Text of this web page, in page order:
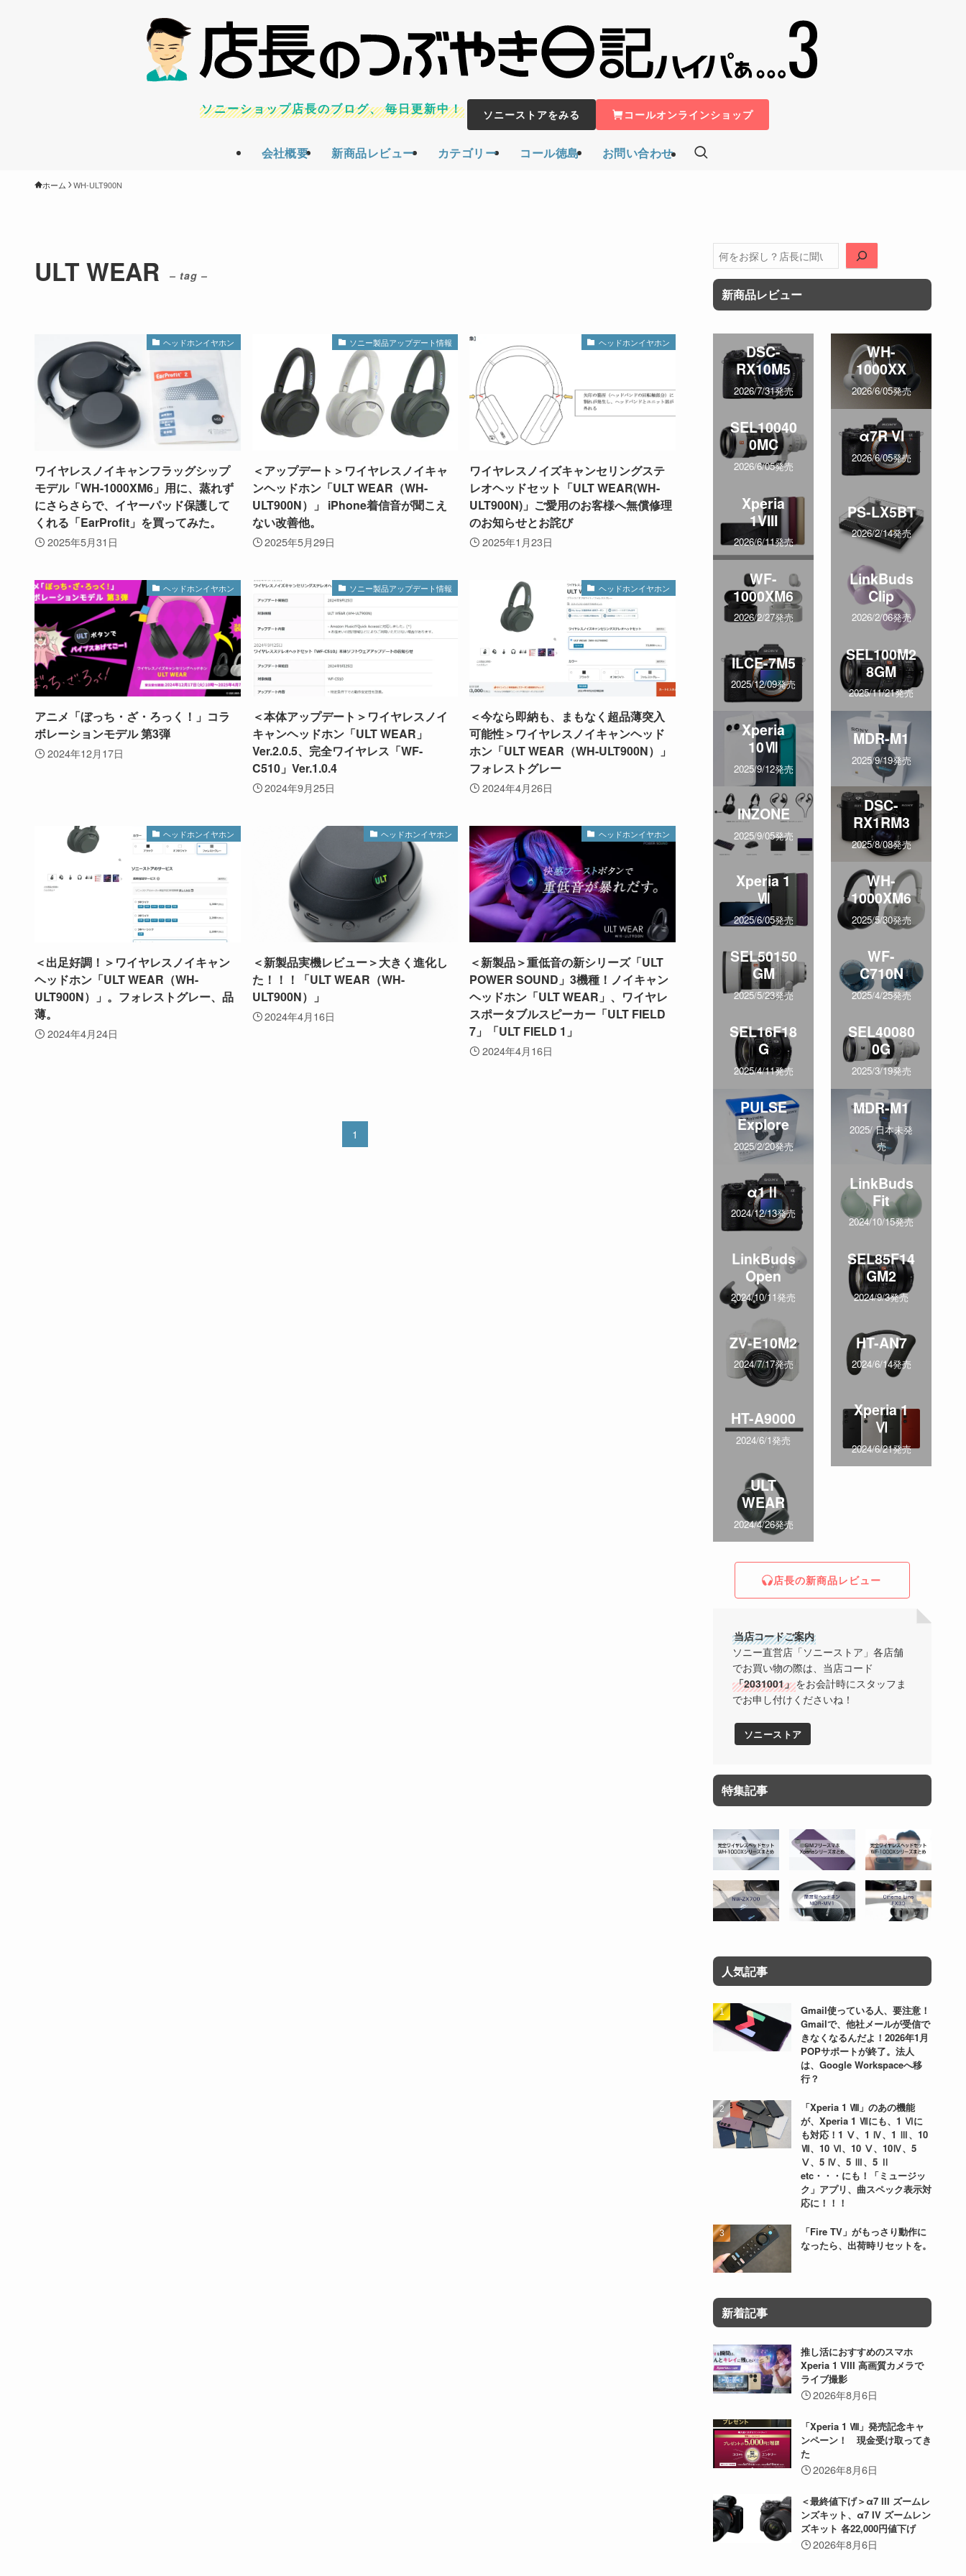
会社概要 新商品レビュー カテゴリー コール徳島 お問い合わせ
ソニーショップ店長のブログ、毎日更新中！ ソニーストアをみる コールオンラインショップ
ホーム WH-ULT900N
ULT WEAR – tag –
ヘッドホンイヤホン
ワイヤレスノイキャンフラッグシップ
モデル「WH-1000XM6」用に、蒸れず
にさらさらで、イヤーパッド保護して
くれる「EarProfit」を買ってみた。
2025年5月31日
ソニー製品アップデート情報
＜アップデート＞ワイヤレスノイキャ
ンヘッドホン「ULT WEAR（WH-
ULT900N）」 iPhone着信音が聞こえ
ない改善他。
2025年5月29日
ヘッドホンイヤホン
ワイヤレスノイズキャンセリングステ
レオヘッドセット「ULT WEAR(WH-
ULT900N)」ご愛用のお客様へ無償修理
のお知らせとお詫び
2025年1月23日
ヘッドホンイヤホン
アニメ「ぼっち・ざ・ろっく！」コラ
ボレーションモデル 第3弾
2024年12月17日
ソニー製品アップデート情報
＜本体アップデート＞ワイヤレスノイ
キャンヘッドホン「ULT WEAR」
Ver.2.0.5、完全ワイヤレス「WF-
C510」Ver.1.0.4
2024年9月25日
ヘッドホンイヤホン
＜今なら即納も、まもなく超品薄突入
可能性＞ワイヤレスノイキャンヘッド
ホン「ULT WEAR（WH-ULT900N）」
フォレストグレー
2024年4月26日
ヘッドホンイヤホン
＜出足好調！＞ワイヤレスノイキャン
ヘッドホン「ULT WEAR（WH-
ULT900N）」。フォレストグレー、品
薄。
2024年4月24日
ヘッドホンイヤホン
＜新製品実機レビュー＞大きく進化し
た！！！「ULT WEAR（WH-
ULT900N）」
2024年4月16日
ヘッドホンイヤホン
＜新製品＞重低音の新シリーズ「ULT
POWER SOUND」3機種！ノイキャン
ヘッドホン「ULT WEAR」、ワイヤレ
スポータブルスピーカー「ULT FIELD
7」「ULT FIELD 1」
2024年4月16日
1
検
索
新商品レビュー
DSC-
RX10M5
2026/7/31発売
WH-
1000XX
2026/6/05発売
SEL10040
0MC
2026/6/05発売
α7R VI
2026/6/05発売
Xperia
1VIII
2026/6/11発売
PS-LX5BT
2026/2/14発売
WF-
1000XM6
2026/2/27発売
LinkBuds
Clip
2026/2/06発売
ILCE-7M5
2025/12/09発売
SEL100M2
8GM
2025/11/21発売
Xperia
10Ⅶ
2025/9/12発売
MDR-M1
2025/9/19発売
INZONE
2025/9/05発売
DSC-
RX1RM3
2025/8/08発売
Xperia 1
Ⅶ
2025/6/05発売
WH-
1000XM6
2025/5/30発売
SEL50150
GM
2025/5/23発売
WF-
C710N
2025/4/25発売
SEL16F18
G
2025/4/11発売
SEL40080
0G
2025/3/19発売
PULSE
Explore
2025/2/20発売
MDR-M1
2025/ 日本未発
売
α1Ⅱ
2024/12/13発売
LinkBuds
Fit
2024/10/15発売
LinkBuds
Open
2024/10/11発売
SEL85F14
GM2
2024/9/3発売
ZV-E10M2
2024/7/17発売
HT-AN7
2024/6/14発売
HT-A9000
2024/6/1発売
Xperia 1
Ⅵ
2024/6/21発売
ULT
WEAR
2024/4/26発売
店長の新商品レビュー
当店コードご案内
ソニー直営店「ソニーストア」各店舗
でお買い物の際は、当店コード
「2031001」をお会計時にスタッフま
でお申し付けくださいね！
ソニーストア
特集記事
人気記事
Gmail使っている人、要注意！
Gmailで、他社メールが受信で
きなくなるんだよ！2026年1月
POPサポートが終了。法人
は、Google Workspaceへ移
行？
「Xperia 1 Ⅷ」のあの機能
が、Xperia 1 Ⅶにも、1 Ⅵに
も対応！1 Ⅴ、1 Ⅳ、1 Ⅲ、10
Ⅶ、10 Ⅵ、10 Ⅴ、10Ⅳ、5
Ⅴ、5 Ⅳ、5 Ⅲ、5 Ⅱ
etc・・・にも！「ミュージッ
ク」アプリ、曲スペック表示対
応に！！！
「Fire TV」がもっさり動作に
なったら、出荷時リセットを。
新着記事
推し活におすすめのスマホ
Xperia 1 VIII 高画質カメラで
ライブ撮影
2026年8月6日
「Xperia 1 Ⅷ」発売記念キャ
ンペーン！ 現金受け取ってき
た
2026年8月6日
＜最終値下げ＞α7 III ズームレ
ンズキット、α7 IV ズームレン
ズキット 各22,000円値下げ
2026年8月6日